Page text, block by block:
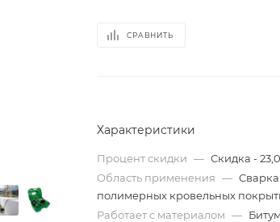
СРАВНИТЬ
Характеристики
Процент скидки — Скидка -
Область применения — Сварка
полимерных кровельных
Работает с материалом — Битум